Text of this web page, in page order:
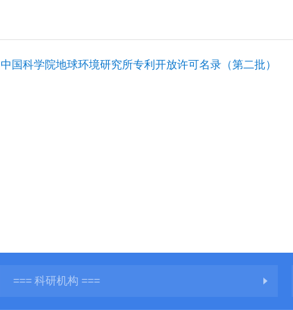
中国科学院地球环境研究所专利开放许可名录（第二批）
=== 科研机构 ===